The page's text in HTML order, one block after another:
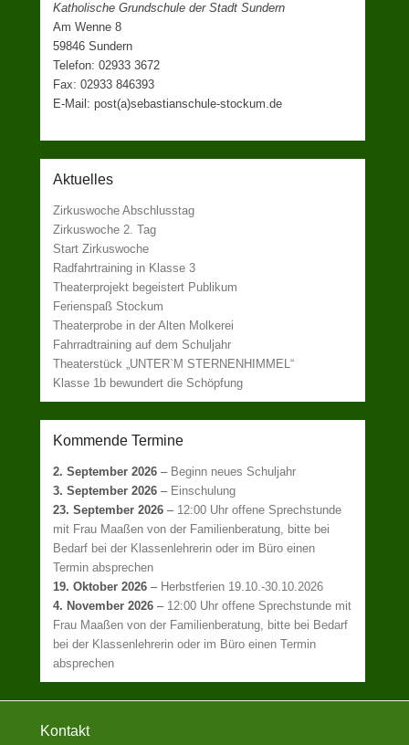
Katholische Grundschule der Stadt Sundern
Am Wenne 8
59846 Sundern
Telefon: 02933 3672
Fax: 02933 846393
E-Mail: post(a)sebastianschule-stockum.de
Aktuelles
Zirkuswoche Abschlusstag
Zirkuswoche 2. Tag
Start Zirkuswoche
Radfahrtraining in Klasse 3
Theaterprojekt begeistert Publikum
Ferienspaß Stockum
Theaterprobe in der Alten Molkerei
Fahrradtraining auf dem Schuljahr
Theaterstück „UNTER`M STERNENHIMMEL“
Klasse 1b bewundert die Schöpfung
Kommende Termine
2. September 2026 – Beginn neues Schuljahr
3. September 2026 – Einschulung
23. September 2026 – 12:00 Uhr offene Sprechstunde
mit Frau Maaßen von der Familienberatung, bitte bei
Bedarf bei der Klassenlehrerin oder im Büro einen
Termin absprechen
19. Oktober 2026 – Herbstferien 19.10.-30.10.2026
4. November 2026 – 12:00 Uhr offene Sprechstunde mit
Frau Maaßen von der Familienberatung, bitte bei Bedarf
bei der Klassenlehrerin oder im Büro einen Termin
absprechen
Kontakt